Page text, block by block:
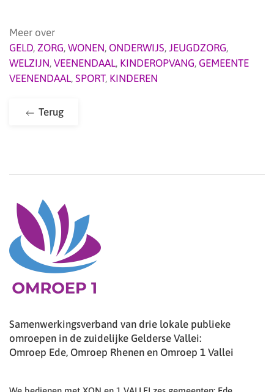
Meer over
GELD, ZORG, WONEN, ONDERWIJS, JEUGDZORG,
WELZIJN, VEENENDAAL, KINDEROPVANG, GEMEENTE
VEENENDAAL, SPORT, KINDEREN
Terug
Samenwerkingsverband van drie lokale publieke
omroepen in de zuidelijke Gelderse Vallei:
Omroep Ede, Omroep Rhenen en Omroep 1 Vallei